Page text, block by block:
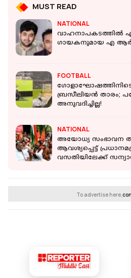
MUST READ
NATIONAL
വാഹനാപകടത്തില്‍
ഗായകനുമായ എ ആര്‍
FOOTBALL
ബ്രസീലിയന്‍ താരം;
അനുവദിച്ചില്ല!
NATIONAL
അയോധ്യ സംഭാവന
ആവശ്യപ്പെട്ട്
വസതിയിലേക്ക്
To advertise here,